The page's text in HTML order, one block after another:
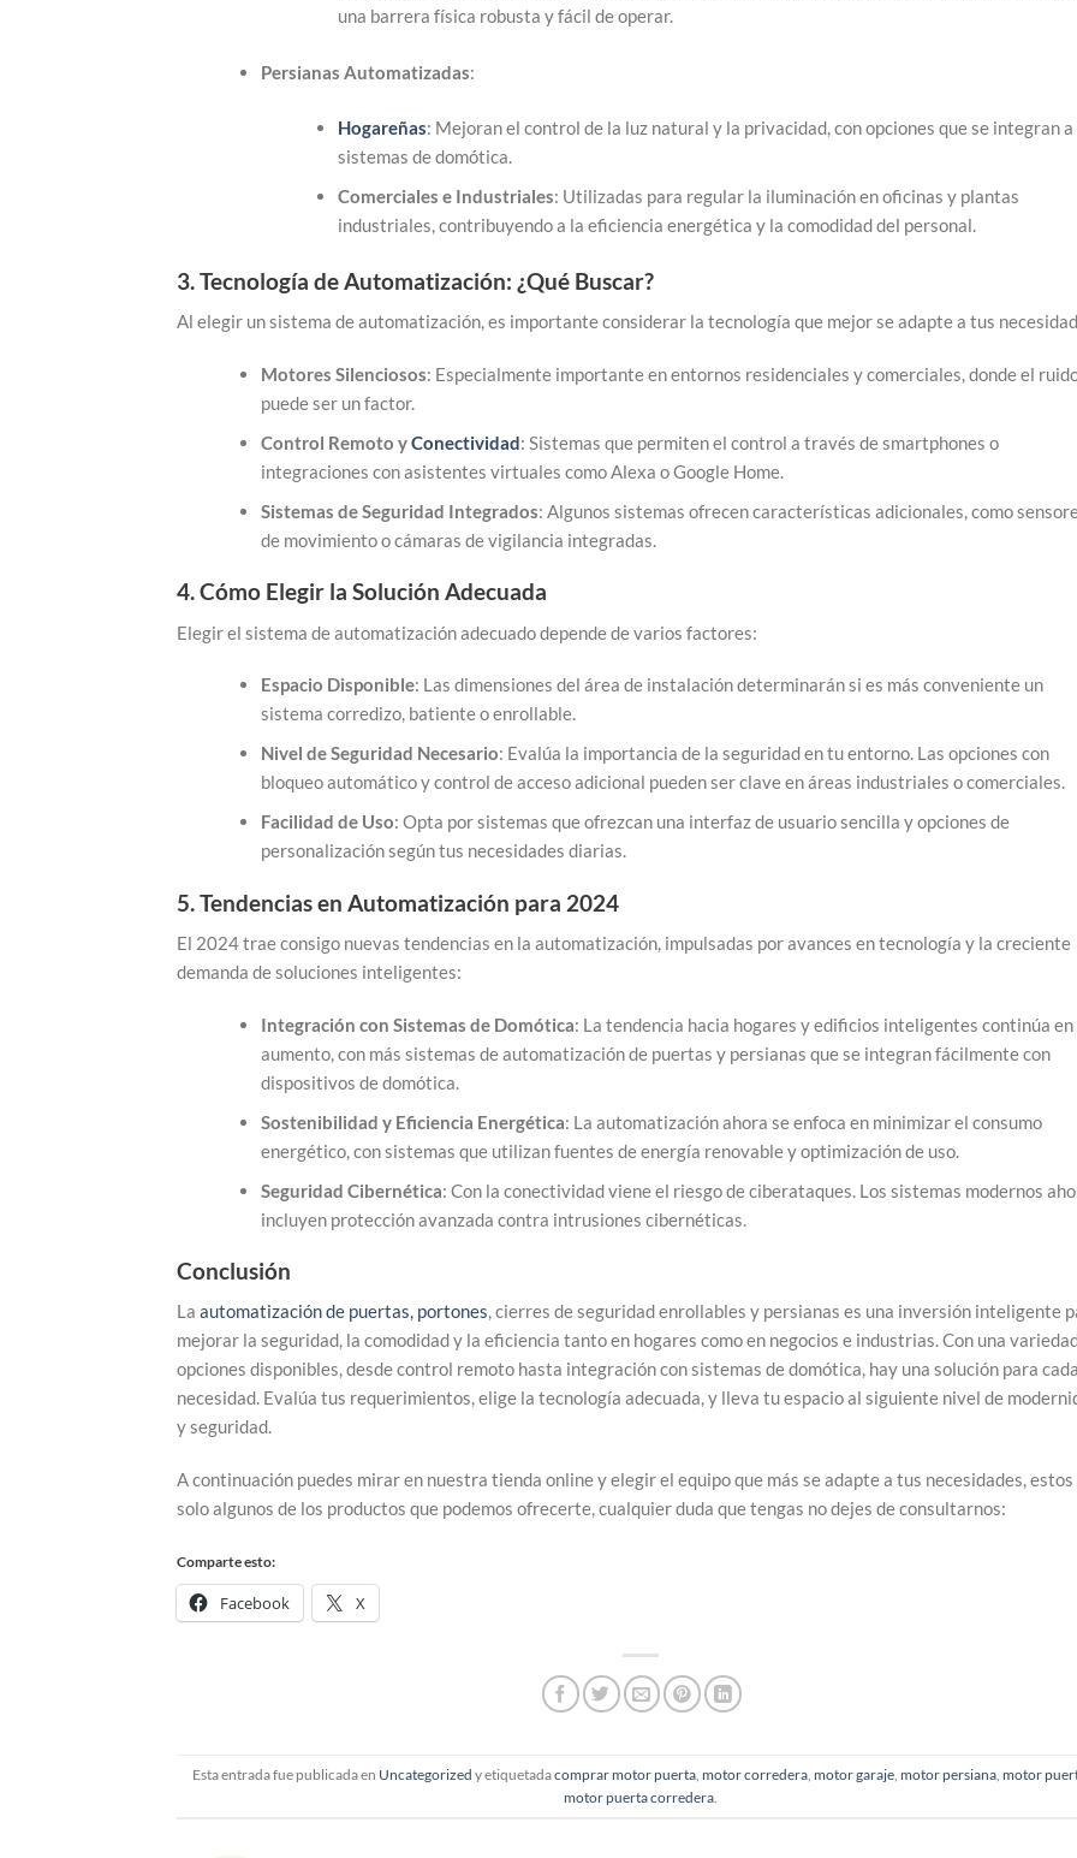
una barrera física robusta y fácil de operar.
Persianas Automatizadas:
Hogareñas: Mejoran el control de la luz natural y la privacidad, con opciones que se integran a
sistemas de domótica.
Comerciales e Industriales: Utilizadas para regular la iluminación en oficinas y plantas
industriales, contribuyendo a la eficiencia energética y la comodidad del personal.
3.Tecnología de Automatización: ¿Qué Buscar?
Al elegir un sistema de automatización, es importante considerar la tecnología que mejor se adapte a tus
Motores Silenciosos: Especialmente importante en entornos residenciales y comerciales, donde el
puede ser un factor.
Control Remoto yConectividad: Sistemas que permiten el control a través de smartphones o
integraciones con asistentes virtuales como Alexa o Google Home.
Sistemas de Seguridad Integrados: Algunos sistemas ofrecen características adicionales, como
de movimiento o cámaras de vigilancia integradas.
4.Cómo Elegir la Solución Adecuada
Elegir el sistema de automatización adecuado depende de varios factores:
Espacio Disponible: Las dimensiones del área de instalación determinarán si es más conveniente un
sistema corredizo, batiente o enrollable.
Nivel de Seguridad Necesario: Evalúa la importancia de la seguridad en tu entorno. Las opciones con
bloqueo automático y control de acceso adicional pueden ser clave en áreas industriales o comerciales.
Facilidad de Uso: Opta por sistemas que ofrezcan una interfaz de usuario sencilla y opciones de
personalización según tus necesidades diarias.
5.Tendencias en Automatización para 2024
El 2024 trae consigo nuevas tendencias en la automatización, impulsadas por avances en tecnología y la creciente
demanda de soluciones inteligentes:
Integración con Sistemas de Domótica: La tendencia hacia hogares y edificios inteligentes continúa en
aumento, con más sistemas de automatización de puertas y persianas que se integran fácilmente con
dispositivos de domótica.
Sostenibilidad y Eficiencia Energética: La automatización ahora se enfoca en minimizar el consumo
energético, con sistemas que utilizan fuentes de energía renovable y optimización de uso.
Seguridad Cibernética: Con la conectividad viene el riesgo de ciberataques. Los sistemas modernos
incluyen protección avanzada contra intrusiones cibernéticas.
Conclusión
La automatización de puertas, portones, cierres de seguridad enrollables y persianas es una inversión inteligente
mejorar la seguridad, la comodidad y la eficiencia tanto en hogares como en negocios e industrias. Con una
opciones disponibles, desde control remoto hasta integración con sistemas de domótica, hay una solución para cada
necesidad. Evalúa tus requerimientos, elige la tecnología adecuada, y lleva tu espacio al siguiente nivel de
y seguridad.
A continuación puedes mirar en nuestra tienda online y elegir el equipo que más se adapte a tus necesidades, estos
solo algunos de los productos que podemos ofrecerte, cualquier duda que tengas no dejes de consultarnos:
Comparte esto:
Facebook X
Esta entrada fue publicada en Uncategorized y etiquetadacomprar motor puerta, motor corredera, motor garaje, motor persiana, motor
motor puerta corredera.